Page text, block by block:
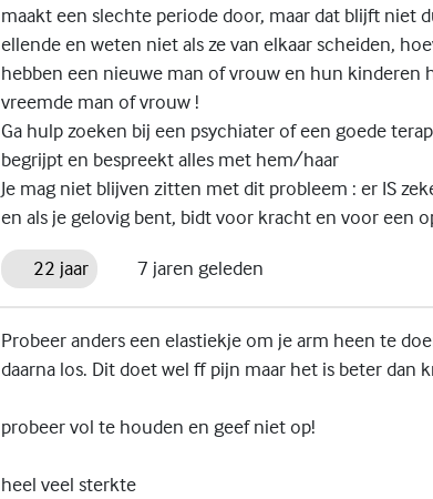
maakt een slechte periode door, maar dat blijft niet
ellende en weten niet als ze van elkaar scheiden,
hebben een nieuwe man of vrouw en hun kinderen
vreemde man of vrouw !
Ga hulp zoeken bij een psychiater of een goede
begrijpt en bespreekt alles met hem/haar
Je mag niet blijven zitten met dit probleem : er IS
en als je gelovig bent, bidt voor kracht en voor een
22 jaar 7 jaren geleden
Probeer anders een elastiekje om je arm heen te
daarna los. Dit doet wel ff pijn maar het is beter dan
probeer vol te houden en geef niet op!
heel veel sterkte